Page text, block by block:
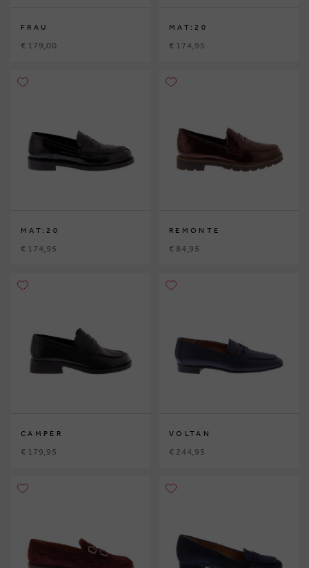
FRAU
€ 179,00
MAT:20
€ 174,95
MAT:20
€ 174,95
REMONTE
€ 84,95
CAMPER
€ 179,95
VOLTAN
€ 244,95